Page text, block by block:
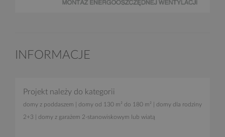
INFORMACJE
Projekt należy do kategorii
domy z poddaszem domy od 130 m² do 180 m² domy dla rodziny
2+3 domy z garażem 2-stanowiskowym lub wiatą